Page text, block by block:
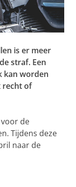
is er meer
straf. Een
kan worden
recht of
de
Tijdens deze
naar de